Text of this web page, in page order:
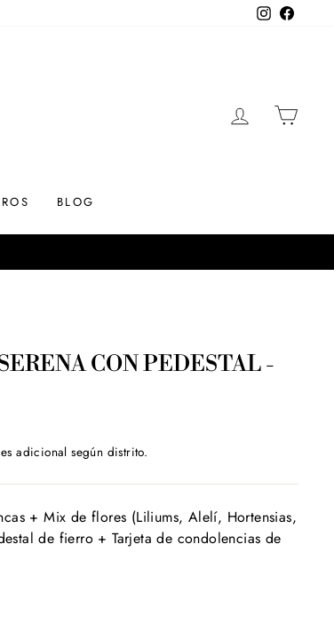
Instagram
INGRESAR
BLOG
CON PEDESTAL -
es adicional según distrito.
+ Mix de flores (Liliums, Alelí, Hortensias,
de fierro +Tarjeta de condolencias de